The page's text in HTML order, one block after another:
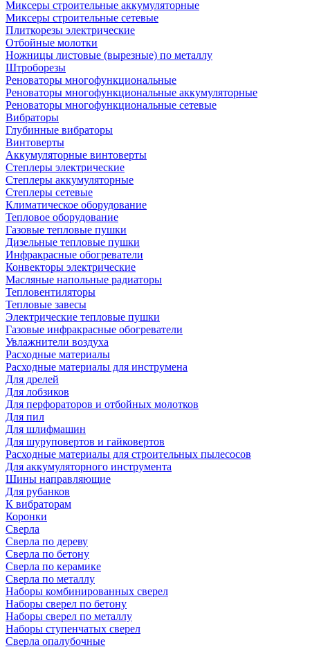
Миксеры строительные аккумуляторные
Миксеры строительные сетевые
Плиткорезы электрические
Отбойные молотки
Ножницы листовые (вырезные) по металлу
Штроборезы
Реноваторы многофункциональные
Реноваторы многофункциональные аккумуляторные
Реноваторы многофункциональные сетевые
Вибраторы
Глубинные вибраторы
Винтоверты
Аккумуляторные винтоверты
Степлеры электрические
Степлеры аккумуляторные
Степлеры сетевые
Климатическое оборудование
Тепловое оборудование
Газовые тепловые пушки
Дизельные тепловые пушки
Инфракрасные обогреватели
Конвекторы электрические
Масляные напольные радиаторы
Тепловентиляторы
Тепловые завесы
Электрические тепловые пушки
Газовые инфракрасные обогреватели
Увлажнители воздуха
Расходные материалы
Расходные материалы для инструмена
Для дрелей
Для лобзиков
Для перфораторов и отбойных молотков
Для пил
Для шлифмашин
Для шуруповертов и гайковертов
Расходные материалы для строительных пылесосов
Для аккумуляторного инструмента
Шины направляющие
Для рубанков
К вибраторам
Коронки
Сверла
Сверла по дереву
Сверла по бетону
Сверла по керамике
Сверла по металлу
Наборы комбинированных сверел
Наборы сверел по бетону
Наборы сверел по металлу
Наборы ступенчатых сверел
Сверла опалубочные